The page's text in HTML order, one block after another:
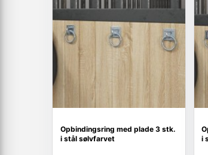
Opbindingsring med plade 3 stk.
i stål sølvfarvet
i